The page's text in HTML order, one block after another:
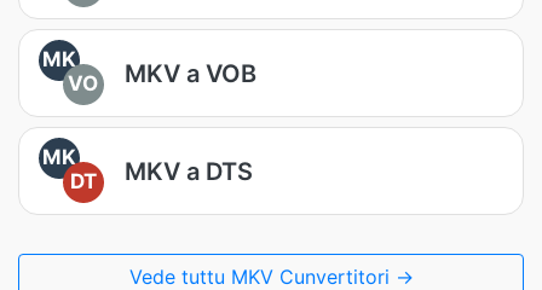
MK
VO
MKV a VOB
MK
DT
MKV a DTS
Vede tuttu MKV Cunvertitori →